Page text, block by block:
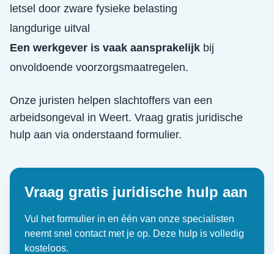
letsel door zware fysieke belasting
langdurige uitval
Een werkgever is vaak aansprakelijk bij
onvoldoende voorzorgsmaatregelen.
Onze juristen helpen slachtoffers van een
arbeidsongeval in Weert. Vraag gratis juridische
hulp aan via onderstaand formulier.
Vraag gratis juridische hulp aan
Vul het formulier in en één van onze specialisten
neemt snel contact met je op. Deze hulp is volledig
kosteloos.